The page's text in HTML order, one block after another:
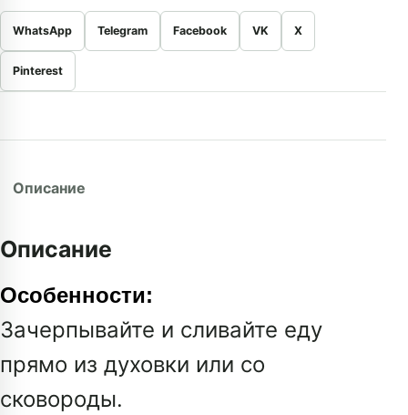
WhatsApp Telegram Facebook VK X
Pinterest
Описание
Описание
Особенности:
Зачерпывайте и сливайте еду
прямо из духовки или со
сковороды.